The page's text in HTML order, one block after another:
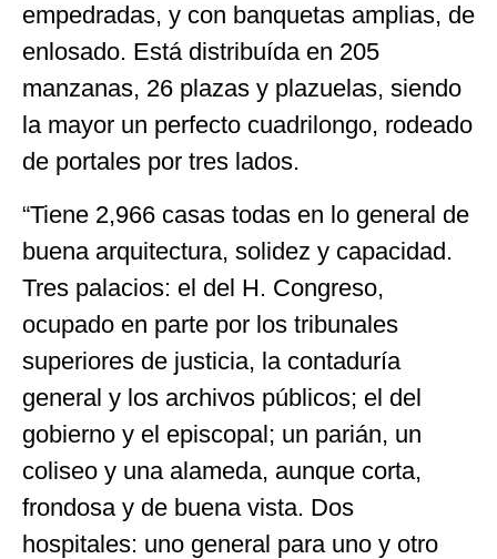
empedradas, y con banquetas amplias, de
enlosado. Está distribuída en 205
manzanas, 26 plazas y plazuelas, siendo
la mayor un perfecto cuadrilongo, rodeado
de portales por tres lados.
“Tiene 2,966 casas todas en lo general de
buena arquitectura, solidez y capacidad.
Tres palacios: el del H. Congreso,
ocupado en parte por los tribunales
superiores de justicia, la contaduría
general y los archivos públicos; el del
gobierno y el episcopal; un parián, un
coliseo y una alameda, aunque corta,
frondosa y de buena vista. Dos
hospitales: uno general para uno y otro